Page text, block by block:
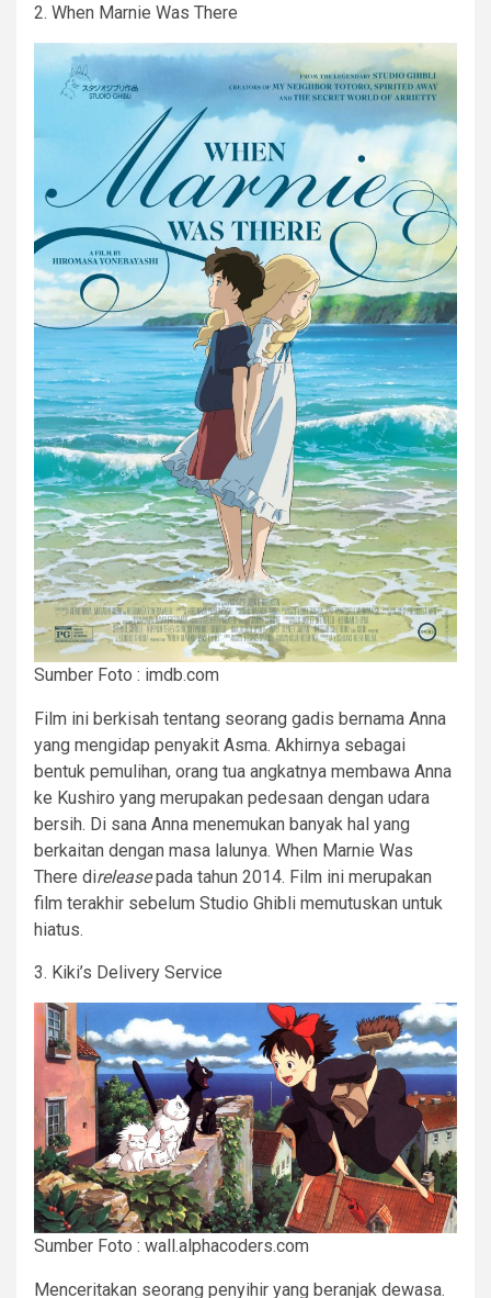
2. When Marnie Was There
Sumber Foto : imdb.com
Film ini berkisah tentang seorang gadis bernama Anna
yang mengidap penyakit Asma. Akhirnya sebagai
bentuk pemulihan, orang tua angkatnya membawa Anna
ke Kushiro yang merupakan pedesaan dengan udara
bersih. Di sana Anna menemukan banyak hal yang
berkaitan dengan masa lalunya. When Marnie Was
There direleasepada tahun 2014. Film ini merupakan
film terakhir sebelum Studio Ghibli memutuskan untuk
hiatus.
3. Kiki’s Delivery Service
Sumber Foto : wall.alphacoders.com
Menceritakan seorang penyihir yang beranjak dewasa.